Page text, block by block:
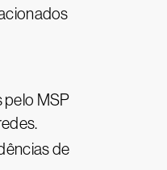
pelo MSP
de